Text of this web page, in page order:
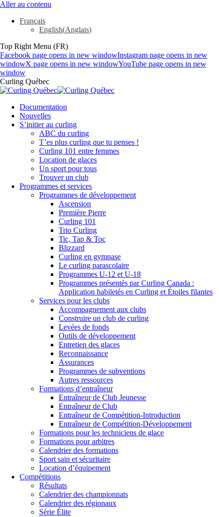
Aller au contenu
Français
English(Anglais)
Top Right Menu (FR)
Facebook page opens in new windowInstagram page opens in new
windowX page opens in new windowYouTube page opens in new
window
Curling Québec
Documentation
Nouvelles
S’initier au curling
ABC du curling
T’es plus curling que tu penses !
Curling 101 entre femmes
Location de glaces
Un sport pour tous
Trouver un club
Programmes et services
Programmes de développement
Ascension
Première Pierre
Curling 101
Trio Curling
Tic, Tap & Toc
Blizzard
Curling en gymnase
Le curling parascolaire
Programmes U-12 et U-18
Programmes présentés par Curling Canada :
Application habiletés en Curling et Étoiles filantes
Services pour les clubs
Accompagnement aux clubs
Construire un club de curling
Levées de fonds
Outils de développement
Entretien des glaces
Reconnaissance
Assurances
Programmes de subventions
Autres ressources
Formations d’entraîneur
Entraîneur de Club Jeunesse
Entraîneur de Club
Entraîneur de Compétition-Introduction
Entraîneur de Compétition-Développement
Formations pour les techniciens de glace
Formations pour arbitres
Calendrier des formations
Sport sain et sécuritaire
Location d’équipement
Compétitions
Résultats
Calendrier des championnats
Calendrier des régionaux
Série Élite